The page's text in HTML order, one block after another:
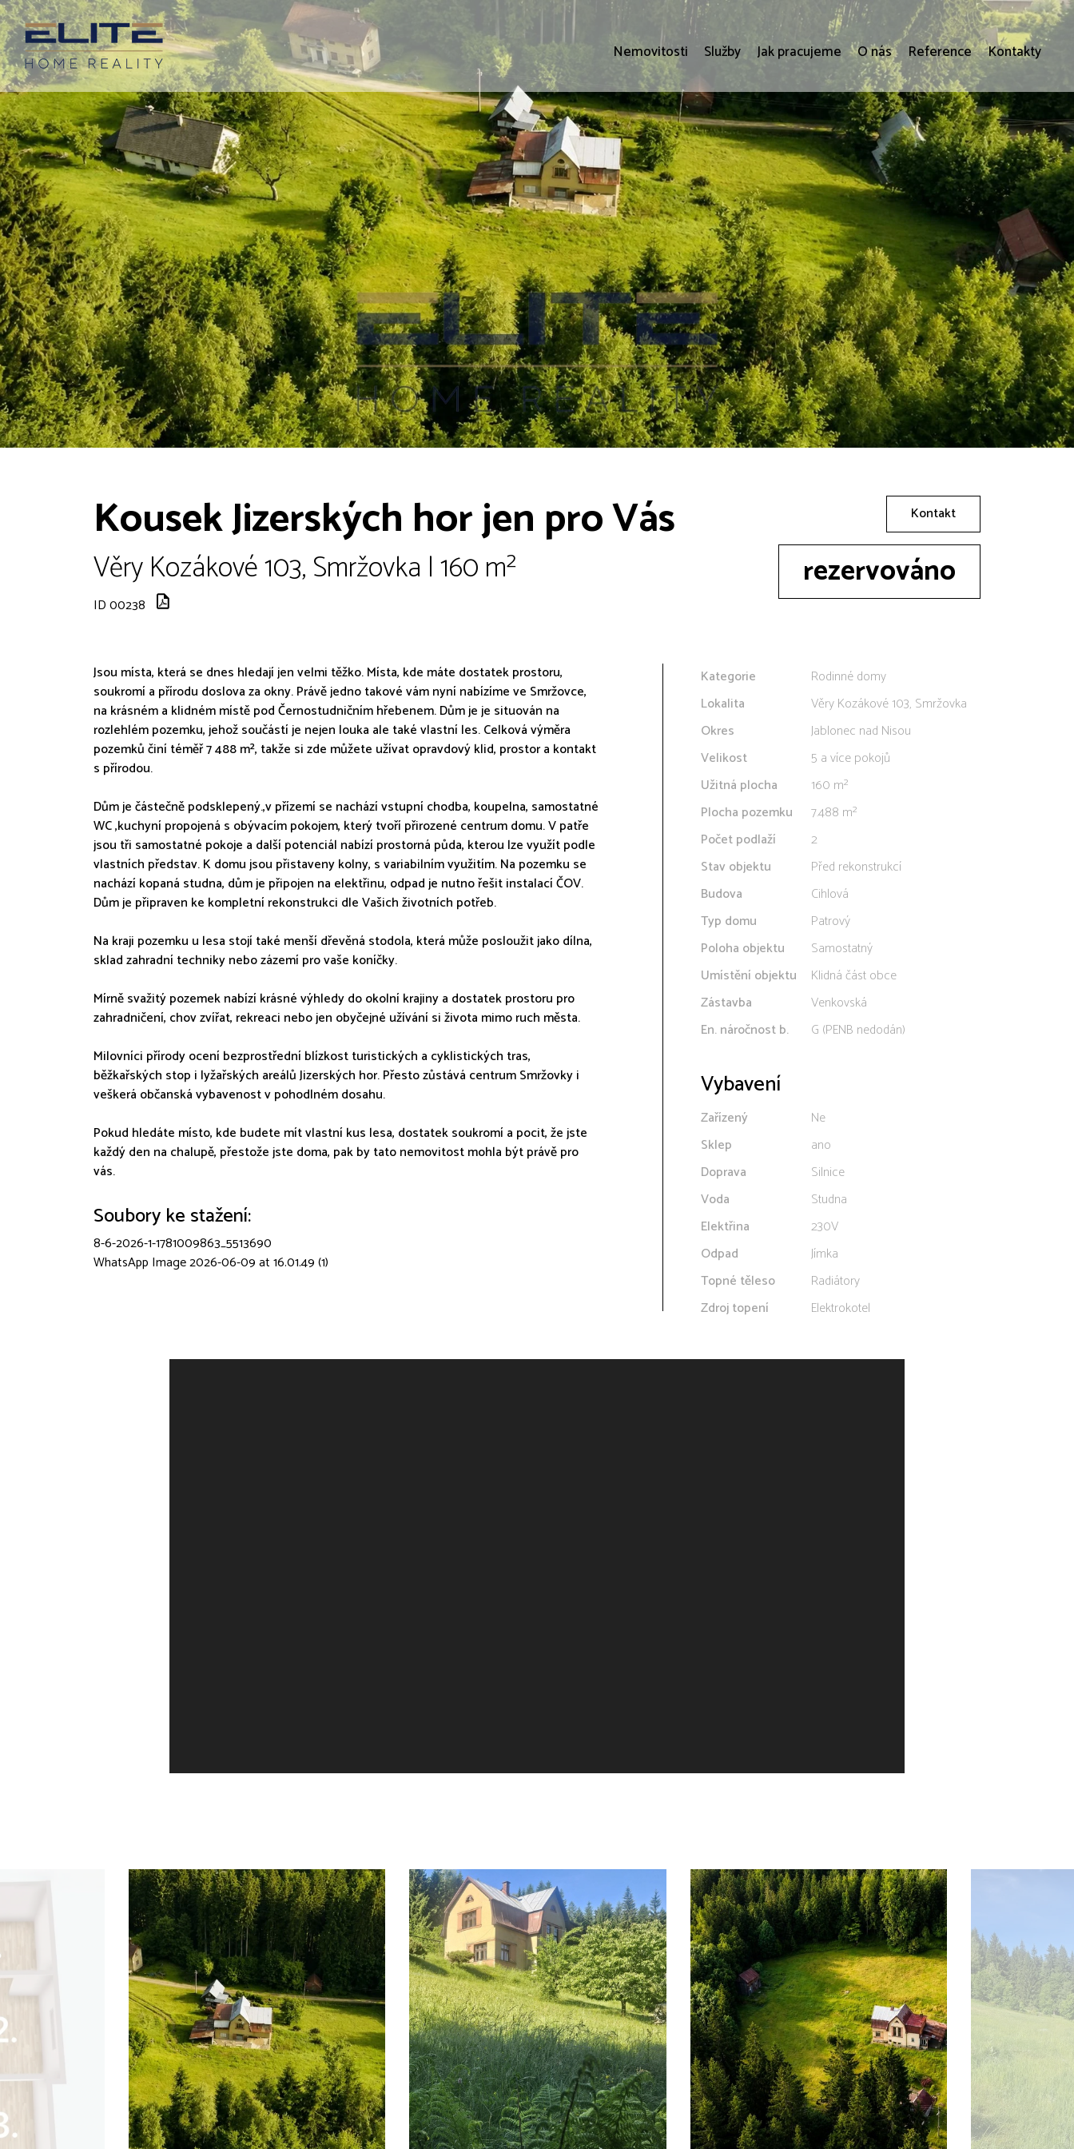
Nemovitosti Služby Jak pracujeme O nás Reference Kontakty
Kousek Jizerských hor jen pro Vás
Věry Kozákové 103, Smržovka | 160 m²
ID 00238
Kontakt
rezervováno
Jsou místa, která se dnes hledají jen velmi těžko. Místa, kde máte dostatek prostoru,
soukromí a přírodu doslova za okny. Právě jedno takové vám nyní nabízíme ve Smržovce,
na krásném a klidném místě pod Černostudničním hřebenem. Dům je je situován na
rozlehlém pozemku, jehož součástí je nejen louka ale také vlastní les. Celková výměra
pozemků činí téměř 7 488 m², takže si zde můžete užívat opravdový klid, prostor a kontakt
s přírodou.
Dům je částečně podsklepený.,v přízemí se nachází vstupní chodba, koupelna, samostatné
WC ,kuchyní propojená s obývacím pokojem, který tvoří přirozené centrum domu. V patře
jsou tři samostatné pokoje a další potenciál nabízí prostorná půda, kterou lze využít podle
vlastních představ. K domu jsou přistaveny kolny, s variabilním využitím. Na pozemku se
nachází kopaná studna, dům je připojen na elektřinu, odpad je nutno řešit instalací ČOV.
Dům je připraven ke kompletní rekonstrukci dle Vašich životních potřeb.
Na kraji pozemku u lesa stojí také menší dřevěná stodola, která může posloužit jako dílna,
sklad zahradní techniky nebo zázemí pro vaše koníčky.
Mírně svažitý pozemek nabízí krásné výhledy do okolní krajiny a dostatek prostoru pro
zahradničení, chov zvířat, rekreaci nebo jen obyčejné užívání si života mimo ruch města.
Milovníci přírody ocení bezprostřední blízkost turistických a cyklistických tras,
běžkařských stop i lyžařských areálů Jizerských hor. Přesto zůstává centrum Smržovky i
veškerá občanská vybavenost v pohodlném dosahu.
Pokud hledáte místo, kde budete mít vlastní kus lesa, dostatek soukromí a pocit, že jste
každý den na chalupě, přestože jste doma, pak by tato nemovitost mohla být právě pro
vás.
Soubory ke stažení:
8-6-2026-1-1781009863_5513690
WhatsApp Image 2026-06-09 at 16.01.49 (1)
Kategorie
Rodinné domy
Lokalita
Věry Kozákové 103, Smržovka
Okres
Jablonec nad Nisou
Velikost
5 a více pokojů
Užitná plocha
160 m²
Plocha pozemku
7.488 m²
Počet podlaží
2
Stav objektu
Před rekonstrukcí
Budova
Cihlová
Typ domu
Patrový
Poloha objektu
Samostatný
Umístění objektu
Klidná část obce
Zástavba
Venkovská
En. náročnost b.
G (PENB nedodán)
Vybavení
Zařízený
Ne
Sklep
ano
Doprava
Silnice
Voda
Studna
Elektřina
230V
Odpad
Jímka
Topné těleso
Radiátory
Zdroj topení
Elektrokotel